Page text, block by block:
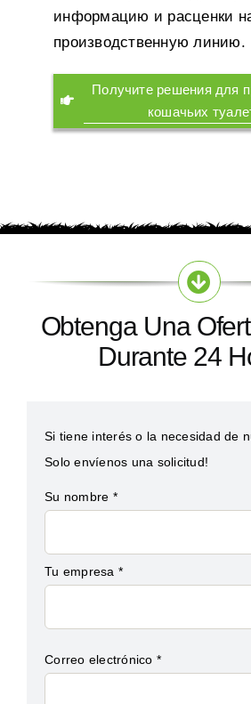
информацию и расценки
производственную линию.
Получите решения для
кошачьих
Obtenga Una
Durante 24
Si tiene interés o la necesidad de
Solo envíenos una solicitud!
Su nombre *
Tu empresa *
Correo electrónico *